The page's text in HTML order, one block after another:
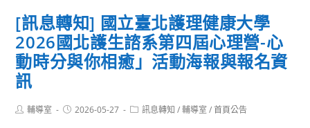
規
劃
中
心
政
國
立
屏
東
技
[訊息轉知] 國立臺北護理健康大學
2026國北護生諮系第四屆心理營-心
動時分與你相癒」活動海報與報名資
訊
Post輔導室
Post2026-05-27
Post訊息轉知 / 輔導室 / 首頁公告